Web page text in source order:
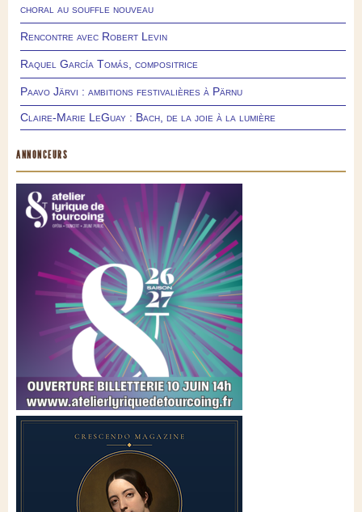
choral au souffle nouveau
Rencontre avec Robert Levin
Raquel García Tomás, compositrice
Paavo Järvi : ambitions festivalières à Pärnu
Claire-Marie LeGuay : Bach, de la joie à la lumière
ANNONCEURS